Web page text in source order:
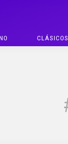
CLÁSICOS